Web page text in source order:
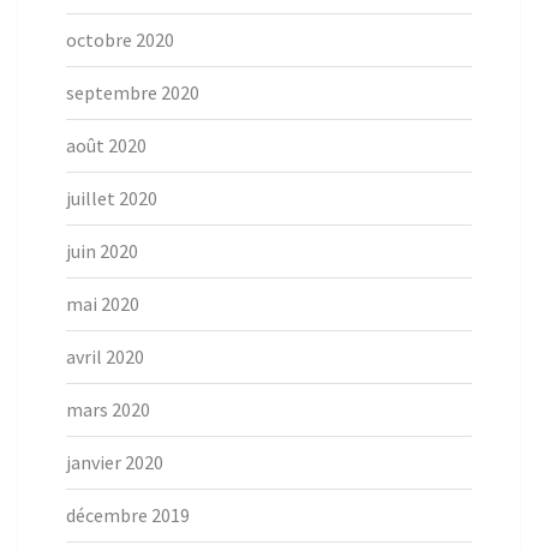
octobre 2020
septembre 2020
août 2020
juillet 2020
juin 2020
mai 2020
avril 2020
mars 2020
janvier 2020
décembre 2019